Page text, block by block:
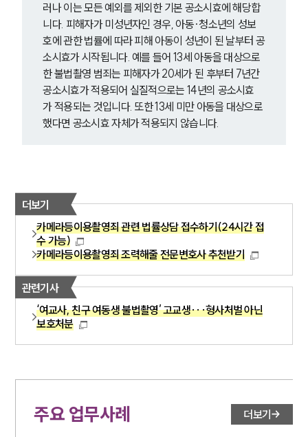
러나 이는 모든 예외를 제외한 기본 공소시효에 해당합
니다. 피해자가 미성년자인 경우, 아동·청소년의 성보
호에 관한 법률에 따라 피해 아동이 성년이 된 날부터 공
소시효가 시작됩니다. 예를 들어 13세 아동을 대상으로
한 불법촬영 범죄는 피해자가 20세가 된 후부터 7년간
공소시효가 적용되어 실질적으로는 14년의 공소시효
가 적용되는 것입니다. 또한 13세 미만 아동을 대상으로
했다면 공소시효 자체가 적용되지 않습니다.
더보기
카메라등이용촬영죄 관련 법률상담 접수하기(24시간 접
수 가능)
카메라등이용촬영죄 조력해줄 전문변호사 추천받기
관련기사
‘여교사, 친구 여동생 불법촬영’ 고교생···형사처벌 아닌
보호처분
주요 업무사례 더보기